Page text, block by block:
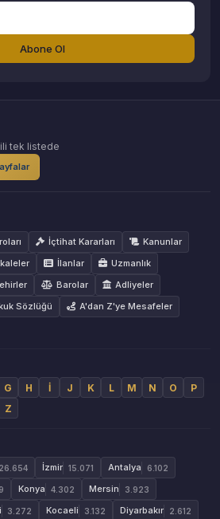
Abone Ol
tek listede
İçtihat Kararları
Kanunlar
İlanlar
Uzmanlık
Barolar
Adliyeler
Sözlüğü
A'dan Z'ye Mesafeler
G H İ J K L M N O
P
Z
26.654 İzmir 15.071 Antalya 6.102
Konya 4.302 Mersin 3.923
3.272 Kocaeli 3.132 Diyarbakır 2.612